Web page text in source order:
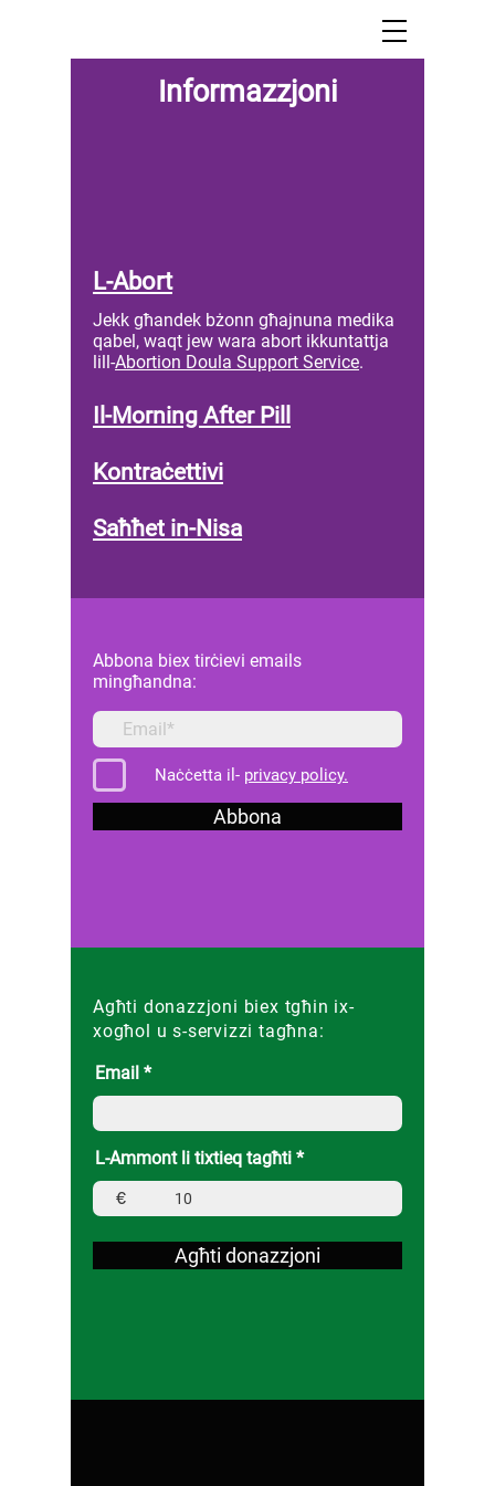
Informazzjoni
L-Abort
Jekk għandek bżonn għajnuna medika
qabel, waqt jew wara abort ikkuntattja
lill-Abortion Doula Support Service.
Il-Morning After Pill
Kontraċettivi
Saħħet in-Nisa
Abbona biex tirċievi emails
mingħandna:
Naċċetta il- privacy policy.
Abbona
Agħti donazzjoni biex tgħin ix-
xogħol u s-servizzi tagħna:
Email
L-Ammont li tixtieq tagħti
€
Agħti donazzjoni